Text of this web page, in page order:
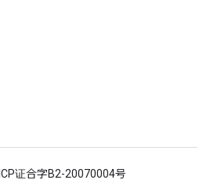
ICP证合字B2-20070004号